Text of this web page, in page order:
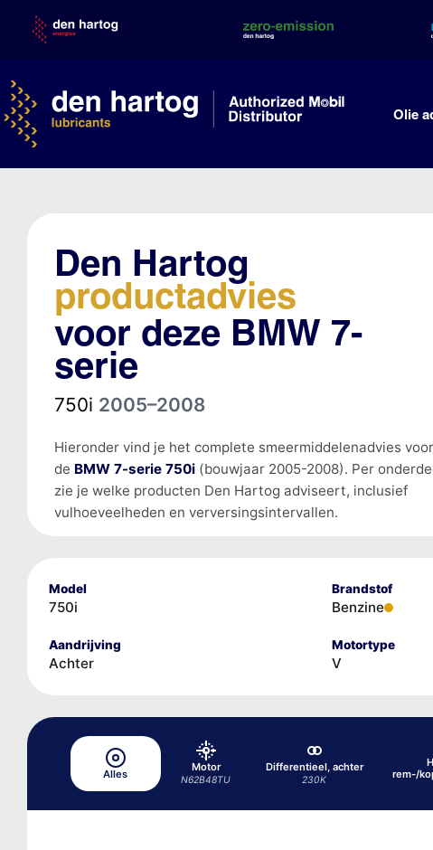
content
Olie
Den Hartog
productadvies
voor deze BMW 7-
serie
750i 2005–2008
Hieronder vind je het complete smeermiddelenadvies voor
de BMW 7-serie 750i(bouwjaar 2005-2008). Per
zie je welke producten Den Hartog adviseert, inclusief
vulhoeveelheden en verversingsintervallen.
Model
750i
Brandstof
Benzine
Aandrijving
Achter
Motortype
V
Alles
Motor
N62B48TU
Differentieel, achter
230K
rem-/